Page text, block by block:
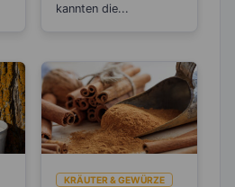
kannten die...
KRÄUTER & GEWÜRZE